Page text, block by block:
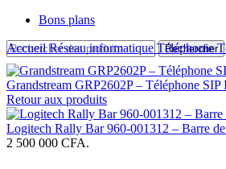
Bons plans
Rechercher
AccueilRéseau informatique Téléphonie
Grandstream GRP2602P – Téléphone
Retour aux produits
Logitech Rally Bar 960‑001312 – Barre
2 500 000 CFA.